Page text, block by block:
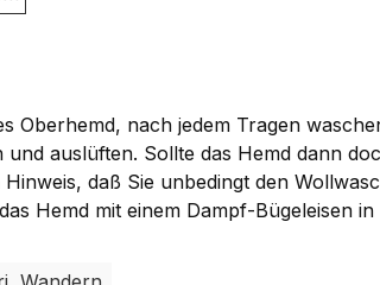
Oberhemd, nach jedem Tragen
auslüften. Sollte das Hemd dann
daß Sie unbedingt den
Hemd mit einem Dampf-Bügeleisen